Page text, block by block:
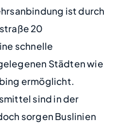
ist durch
20
schnelle
Städten wie
ermöglicht.
sind in der
sorgen Buslinien